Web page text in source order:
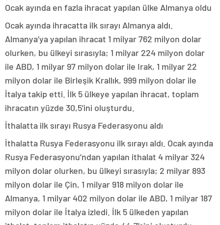
Ocak ayında en fazla ihracat yapılan ülke Almanya oldu
Ocak ayında ihracatta ilk sırayı Almanya aldı.
Almanya’ya yapılan ihracat 1 milyar 762 milyon dolar
olurken, bu ülkeyi sırasıyla; 1 milyar 224 milyon dolar
ile ABD, 1 milyar 97 milyon dolar ile Irak, 1 milyar 22
milyon dolar ile Birleşik Krallık, 999 milyon dolar ile
İtalya takip etti. İlk 5 ülkeye yapılan ihracat, toplam
ihracatın yüzde 30,5’ini oluşturdu.
İthalatta ilk sırayı Rusya Federasyonu aldı
İthalatta Rusya Federasyonu ilk sırayı aldı. Ocak ayında
Rusya Federasyonu’ndan yapılan ithalat 4 milyar 324
milyon dolar olurken, bu ülkeyi sırasıyla; 2 milyar 893
milyon dolar ile Çin, 1 milyar 918 milyon dolar ile
Almanya, 1 milyar 402 milyon dolar ile ABD, 1 milyar 187
milyon dolar ile İtalya izledi. İlk 5 ülkeden yapılan